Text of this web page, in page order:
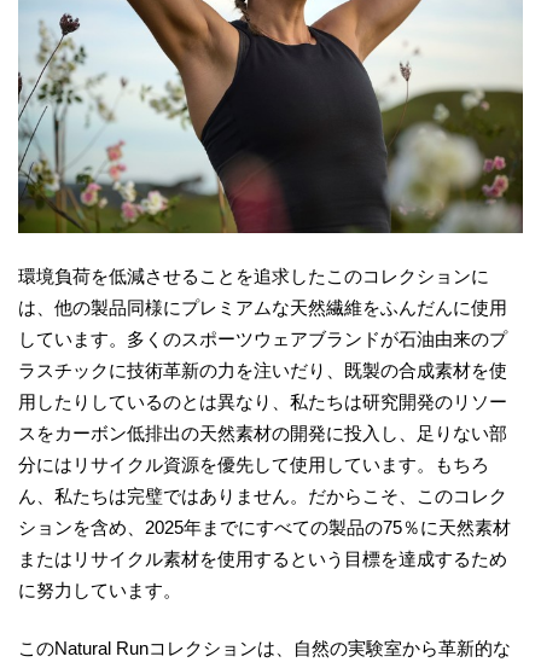
環境負荷を低減させることを追求したこのコレクションに
は、他の製品同様にプレミアムな天然繊維をふんだんに使用
しています。多くのスポーツウェアブランドが石油由来のプ
ラスチックに技術革新の力を注いだり、既製の合成素材を使
用したりしているのとは異なり、私たちは研究開発のリソー
スをカーボン低排出の天然素材の開発に投入し、足りない部
分にはリサイクル資源を優先して使用しています。もちろ
ん、私たちは完璧ではありません。だからこそ、このコレク
ションを含め、2025年までにすべての製品の75％に天然素材
またはリサイクル素材を使用するという目標を達成するため
に努力しています。
このNatural Runコレクションは、自然の実験室から革新的な